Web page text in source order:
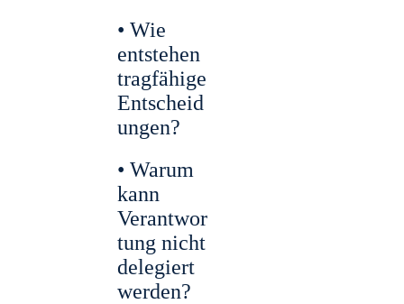
• Wie
entstehen
tragfähige
Entscheid
ungen?
• Warum
kann
Verantwor
tung nicht
delegiert
werden?